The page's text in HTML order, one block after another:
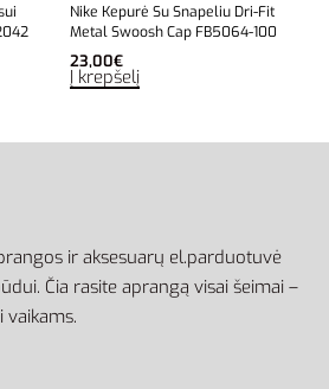
Nike Kepurė Su Snapeliu Dri-Fit
Metal Swoosh Cap FB5064-100
23,00€
Į krepšelį
ir aksesuarų el.parduotuvė
Čia rasite aprangą visai šeimai –